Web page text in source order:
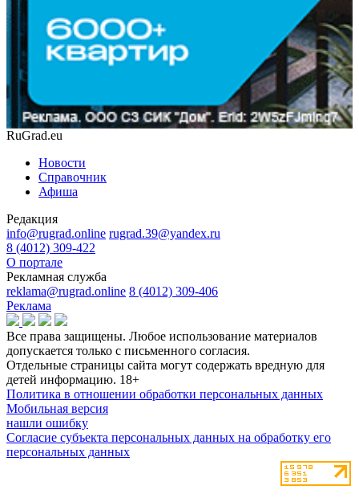
RuGrad.eu
Новости
Справочник
Афиша
Редакция
info@rugrad.online rugrad.39@yandex.ru
8 (4012) 309-422
О портале
Рекламная служба
reklama@rugrad.online 8 (4012) 309-406
Реклама
Все права защищены. Любое использование материалов
допускается только с письменного согласия.
Отдельные страницы сайта могут содержать вредную для
детей информацию. 18+
Политика в отношении обработки персональных данных
Мобильная версия
нашли ошибку
Согласие субъекта персональных данных на обработку его
персональных данных